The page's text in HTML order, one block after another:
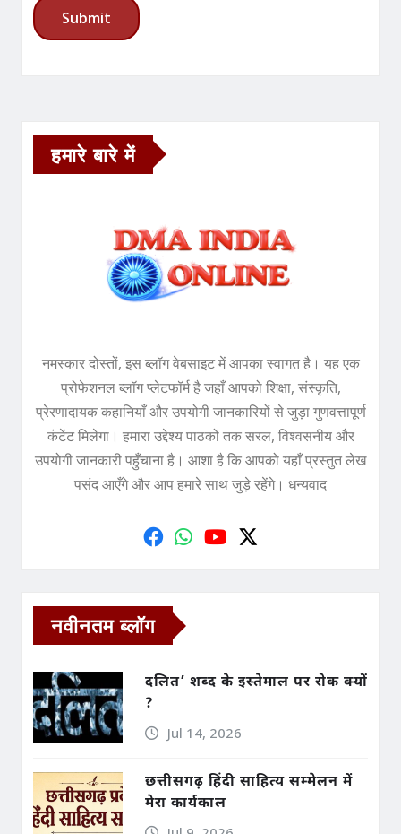
हमारे बारे में
नमस्कार दोस्तों, इस ब्लॉग वेबसाइट में आपका स्वागत है। यह एक
प्रोफेशनल ब्लॉग प्लेटफॉर्म है जहाँ आपको शिक्षा, संस्कृति,
प्रेरणादायक कहानियाँ और उपयोगी जानकारियों से जुड़ा गुणवत्तापूर्ण
कंटेंट मिलेगा। हमारा उद्देश्य पाठकों तक सरल, विश्वसनीय और
उपयोगी जानकारी पहुँचाना है। आशा है कि आपको यहाँ प्रस्तुत लेख
पसंद आएँगे और आप हमारे साथ जुड़े रहेंगे। धन्यवाद
नवीनतम ब्लॉग
दलित’ शब्द के इस्तेमाल पर रोक क्यों
?
Jul 14, 2026
छत्तीसगढ़ हिंदी साहित्य सम्मेलन में
मेरा कार्यकाल